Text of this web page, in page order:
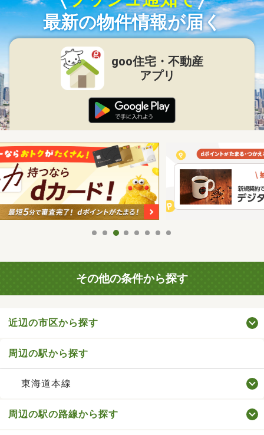
最新の物件情報が届く
goo住宅・不動産
アプリ
その他の条件から探す
近辺の市区から探す
周辺の駅から探す
東海道本線
周辺の駅の路線から探す